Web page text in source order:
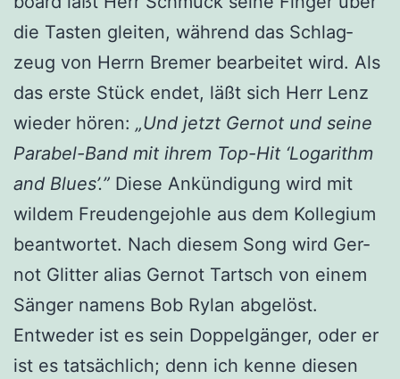
die Tas­ten glei­ten, wäh­rend das Schlag­
zeug von Herrn Bre­mer bear­bei­tet wird. Als
das ers­te Stück endet, läßt sich Herr Lenz
wie­der hören: „Und jetzt Ger­not und sei­ne
Para­bel-Band mit ihrem Top-Hit ‘Log­arithm
and Blues’.” Die­se Ankün­di­gung wird mit
wil­dem Freu­den­ge­joh­le aus dem Kol­le­gi­um
beant­wor­tet. Nach die­sem Song wird Ger­
not Glit­ter ali­as Ger­not Tartsch von einem
Sän­ger namens Bob Rylan abgelöst.
Ent­we­der ist es sein Dop­pel­gän­ger, oder er
ist es tat­säch­lich; denn ich ken­ne die­sen